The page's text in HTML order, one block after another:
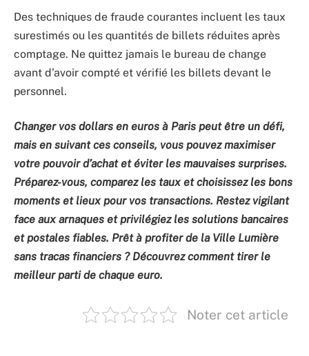
Des techniques de fraude courantes incluent les taux
surestimés ou les quantités de billets réduites après
comptage. Ne quittez jamais le bureau de change
avant d’avoir compté et vérifié les billets devant le
personnel.
Changer vos dollars en euros à Paris peut être un défi,
mais en suivant ces conseils, vous pouvez maximiser
votre pouvoir d’achat et éviter les mauvaises surprises.
Préparez-vous, comparez les taux et choisissez les bons
moments et lieux pour vos transactions. Restez vigilant
face aux arnaques et privilégiez les solutions bancaires
et postales fiables. Prêt à profiter de la Ville Lumière
sans tracas financiers ? Découvrez comment tirer le
meilleur parti de chaque euro.
Noter cet article